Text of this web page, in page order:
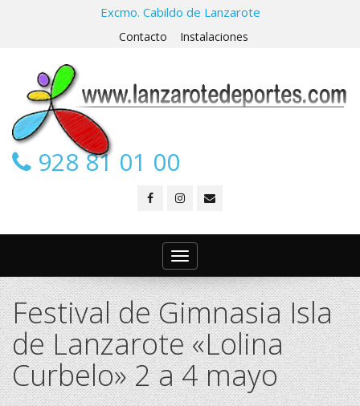
Excmo. Cabildo de Lanzarote
Contacto Instalaciones
928 81 01 00
Toggle
navigation
Festival de Gimnasia Isla
de Lanzarote «Lolina
Curbelo» 2 a 4 mayo